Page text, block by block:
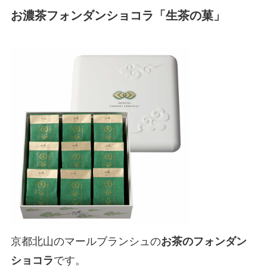
お濃茶フォンダンショコラ「生茶の菓」
京都北山のマールブランシュのお茶のフォンダン
ショコラです。